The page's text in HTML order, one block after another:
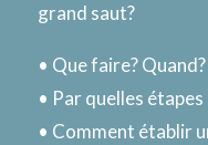
grand saut?
• Que faire? Quand?
• Par quelles étapes
• Comment établir